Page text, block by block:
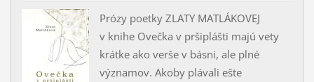
Prózy poetky ZLATY MATLÁKOVEJ
v knihe Ovečka v pršiplášti majú vety
krátke ako verše v básni, ale plné
významov. Akoby plávali ešte